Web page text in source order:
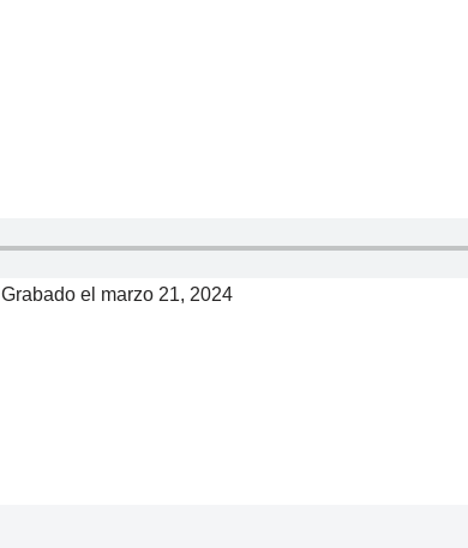
Grabado el marzo 21, 2024